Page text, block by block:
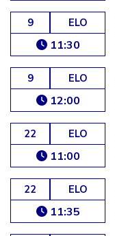
9 ELO
11:30
9 ELO
12:00
22 ELO
11:00
22 ELO
11:35